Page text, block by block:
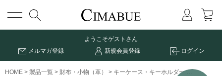
メニュー
ようこそゲストさん
メルマガ登録
新規会員登録 ログイン
HOME 製品一覧 財布・小物（革） キーケース・キーホルダー サベル シ